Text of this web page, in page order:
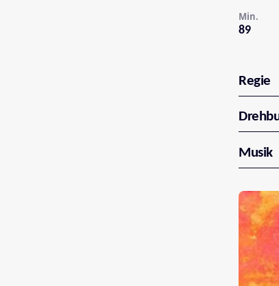
89
Min.
Regie
Musik